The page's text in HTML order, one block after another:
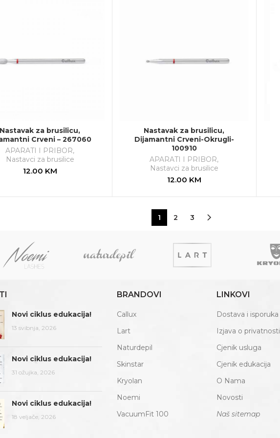
Nastavak za brusilicu,
Crveni – 267060
APARATI I PRIBOR,
Nastavci za brusilice
12.00 KM
Nastavak za brusilicu,
Dijamantni Crveni-Okrugli-
100910
APARATI I PRIBOR,
Nastavci za brusilice
12.00 KM
1 2 3
Novi ciklus edukacija!
13 svibnja, 2026
Novi ciklus edukacija!
31 ožujka, 2026
Novi ciklus edukacija!
18 veljače, 2026
BRANDOVI
Callux
Lart
Naturdepil
Skinstar
Kryolan
Noemi
VacuumFit 100
LINKOVI
Dostava i isporuka
Izjava o privatnosti
Cjenik usluga
Cjenik edukacija
O Nama
Novosti
Naš sitemap